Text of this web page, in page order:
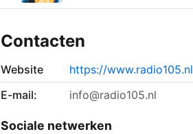
Contacten
Website
https://www.radio105.nl
E-mail:
info@radio105.nl
Sociale netwerken